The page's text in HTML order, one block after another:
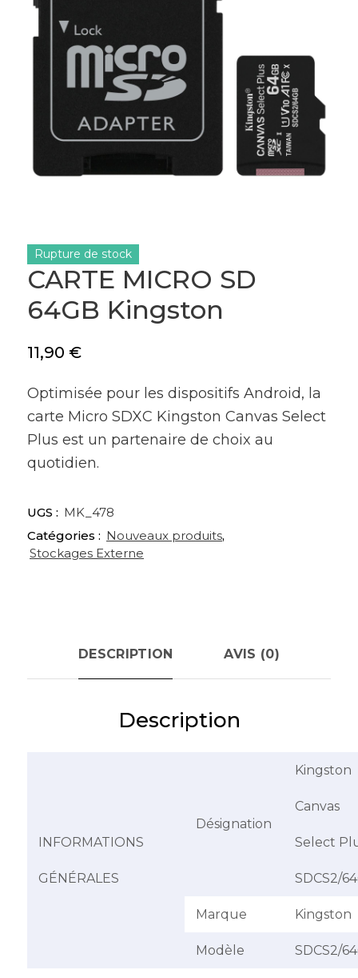
CARTE MICRO SD
64GB Kingston
11,90 €
Optimisée pour les dispositifs Android, la
carte Micro SDXC Kingston Canvas Select
Plus est un partenaire de choix au
quotidien.
Rupture de stock
UGS : MK_478
Catégories : Nouveaux produits,
Stockages Externe
DESCRIPTION AVIS (0)
Description
INFORMATIONS
GÉNÉRALES
Désignation
Kingston
Canvas
Select
SDCS2/
Marque Kingston
Modèle SDCS2/